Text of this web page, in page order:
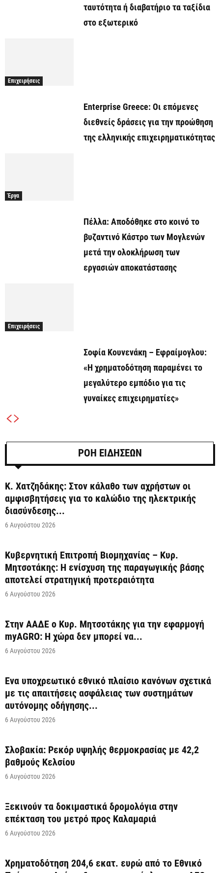
ταυτότητα ή διαβατήριο τα ταξίδια
στο εξωτερικό
Επιχειρήσεις
Enterprise Greece: Οι επόμενες
διεθνείς δράσεις για την προώθηση
της ελληνικής επιχειρηματικότητας
Έργα
Πέλλα: Αποδόθηκε στο κοινό το
βυζαντινό Κάστρο των Μογλενών
μετά την ολοκλήρωση των
εργασιών αποκατάστασης
Επιχειρήσεις
Σοφία Κουνενάκη – Εφραίμογλου:
«Η χρηματοδότηση παραμένει το
μεγαλύτερο εμπόδιο για τις
γυναίκες επιχειρηματίες»
ΡΟΗ ΕΙΔΗΣΕΩΝ
Κ. Χατζηδάκης: Στον κάλαθο των αχρήστων οι
αμφισβητήσεις για το καλώδιο της ηλεκτρικής
διασύνδεσης...
6 Αυγούστου 2026
Κυβερνητική Επιτροπή Βιομηχανίας – Κυρ.
Μητσοτάκης: Η ενίσχυση της παραγωγικής βάσης
αποτελεί στρατηγική προτεραιότητα
6 Αυγούστου 2026
Στην ΑΑΔΕ ο Κυρ. Μητσοτάκης για την εφαρμογή
myAGRO: Η χώρα δεν μπορεί να...
6 Αυγούστου 2026
Ένα υποχρεωτικό εθνικό πλαίσιο κανόνων σχετικά
με τις απαιτήσεις ασφάλειας των συστημάτων
αυτόνομης οδήγησης...
6 Αυγούστου 2026
Σλοβακία: Ρεκόρ υψηλής θερμοκρασίας με 42,2
βαθμούς Κελσίου
6 Αυγούστου 2026
Ξεκινούν τα δοκιμαστικά δρομολόγια στην
επέκταση του μετρό προς Καλαμαριά
6 Αυγούστου 2026
Χρηματοδότηση 204,6 εκατ. ευρώ από το Εθνικό